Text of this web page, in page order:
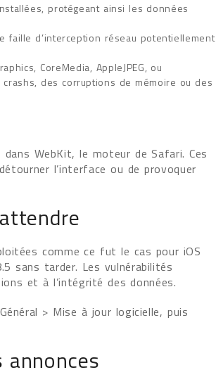
protégeant ainsi les données
faille d’interception réseau potentiellement
CoreMedia, AppleJPEG, ou
des corruptions de mémoire ou des
WebKit, le moteur de Safari. Ces
l’interface ou de provoquer
comme ce fut le cas pour iOS
sans tarder. Les vulnérabilités
et à l’intégrité des données.
> Mise à jour logicielle, puis
annonces